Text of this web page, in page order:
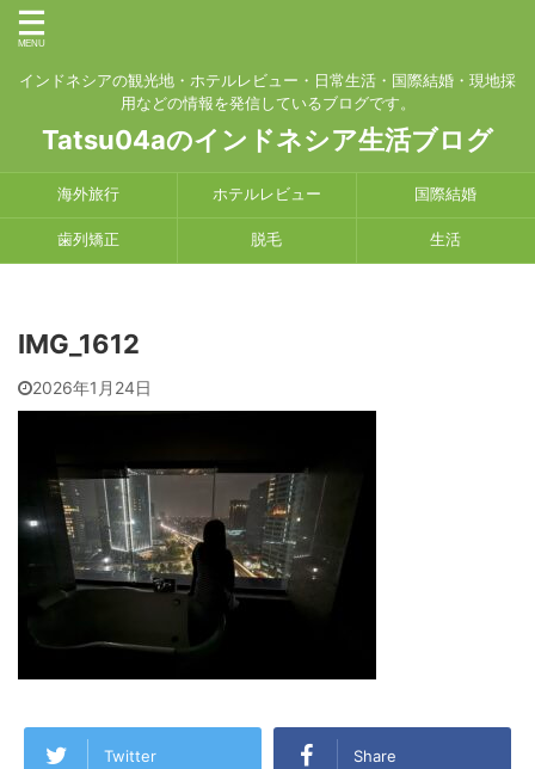
インドネシアの観光地・ホテルレビュー・日常生活・国際結婚・現地採
用などの情報を発信しているブログです。
Tatsu04aのインドネシア生活ブログ
海外旅行 ホテルレビュー 国際結婚
歯列矯正 脱毛 生活
IMG_1612
2026年1月24日
Twitter Share